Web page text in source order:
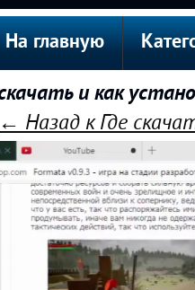
На главную
и как
← Назад к Где